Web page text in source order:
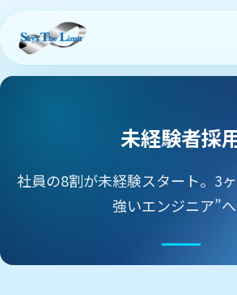
未経験者採用
社員の8割が未経験スタート。3
強いエンジニア”へ